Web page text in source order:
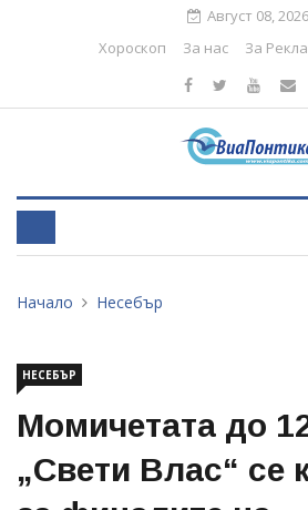
Август 08, 2026
Хороскоп
За нас За
Начало Несебър
НЕСЕБЪР
Момичетата до
„Свети Влас“ се